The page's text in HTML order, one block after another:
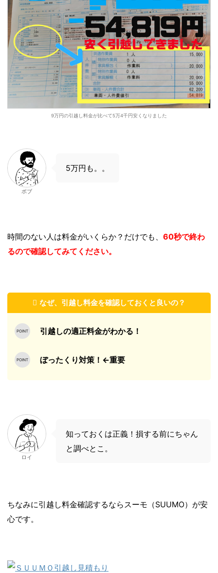
9万円の引越し料金が比べて5万4千円安くなりました
ボブ
5万円も。。
時間のない人は料金がいくらか？ だけでも、 60秒で終わ
るので確認してみてください。
なぜ、引越し料金を確認しておくと良いの？
引越しの適正料金がわかる！
ぼったくり対策！←重要
ロイ
知っておくは正義！損する前にちゃん
と調べとこ。
ちなみに引越し料金確認するならスーモ（SUUMO）が安
心です。